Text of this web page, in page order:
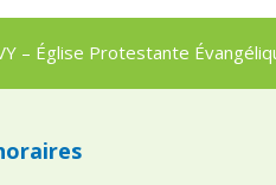
– Église Protestante